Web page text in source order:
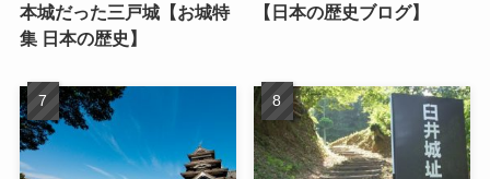
本城だった三戸城【お城特
集 日本の歴史】
【日本の歴史ブログ】